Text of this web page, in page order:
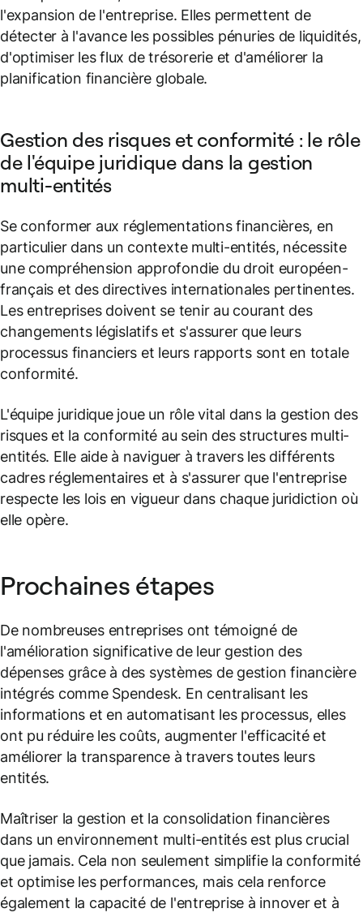
l'expansion de l'entreprise. Elles permettent de
détecter à l'avance les possibles pénuries de liquidités,
d'optimiser les flux de trésorerie et d'améliorer la
planification financière globale.
Gestion des risques et conformité : le rôle
de l'équipe juridique dans la gestion
multi-entités
Se conformer aux réglementations financières, en
particulier dans un contexte multi-entités, nécessite
une compréhension approfondie du droit européen-
français et des directives internationales pertinentes.
Les entreprises doivent se tenir au courant des
changements législatifs et s'assurer que leurs
processus financiers et leurs rapports sont en totale
conformité.
L'équipe juridique joue un rôle vital dans la gestion des
risques et la conformité au sein des structures multi-
entités. Elle aide à naviguer à travers les différents
cadres réglementaires et à s'assurer que l'entreprise
respecte les lois en vigueur dans chaque juridiction où
elle opère.
Prochaines étapes
De nombreuses entreprises ont témoigné de
l'amélioration significative de leur gestion des
dépenses grâce à des systèmes de gestion financière
intégrés comme Spendesk. En centralisant les
informations et en automatisant les processus, elles
ont pu réduire les coûts, augmenter l'efficacité et
améliorer la transparence à travers toutes leurs
entités.
Maîtriser la gestion et la consolidation financières
dans un environnement multi-entités est plus crucial
que jamais. Cela non seulement simplifie la conformité
et optimise les performances, mais cela renforce
également la capacité de l'entreprise à innover et à